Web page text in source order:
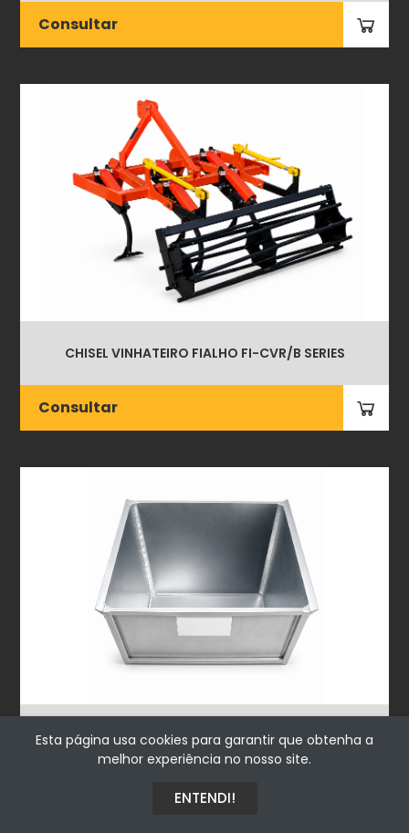
Consultar
CHISEL VINHATEIRO FIALHO FI-CVR/B SERIES
Consultar
1500X1200X1400
Esta página usa cookies para garantir que obtenha a
melhor experiência no nosso site.
ENTENDI!